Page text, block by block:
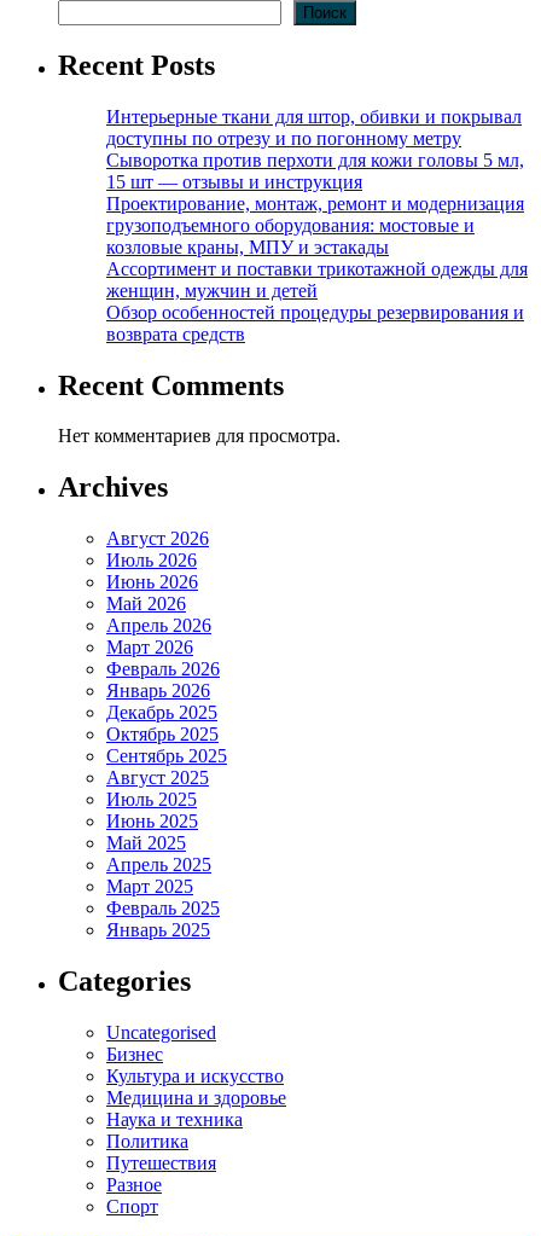
Поиск
Recent Posts
Интерьерные ткани для штор, обивки и покрывал
доступны по отрезу и по погонному метру
Сыворотка против перхоти для кожи головы 5 мл,
15 шт — отзывы и инструкция
Проектирование, монтаж, ремонт и модернизация
грузоподъемного оборудования: мостовые и
козловые краны, МПУ и эстакады
Ассортимент и поставки трикотажной одежды для
женщин, мужчин и детей
Обзор особенностей процедуры резервирования и
возврата средств
Recent Comments
Нет комментариев для просмотра.
Archives
Август 2026
Июль 2026
Июнь 2026
Май 2026
Апрель 2026
Март 2026
Февраль 2026
Январь 2026
Декабрь 2025
Октябрь 2025
Сентябрь 2025
Август 2025
Июль 2025
Июнь 2025
Май 2025
Апрель 2025
Март 2025
Февраль 2025
Январь 2025
Categories
Uncategorised
Бизнес
Культура и искусство
Медицина и здоровье
Наука и техника
Политика
Путешествия
Разное
Спорт